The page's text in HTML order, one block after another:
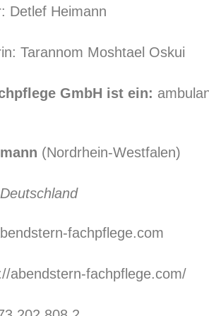
Detlef Heimann
Tarannom Moshtael Oskui
GmbH ist ein:
(Nordrhein-Westfalen)
fachpflege.com
abendstern-fachpflege.com/